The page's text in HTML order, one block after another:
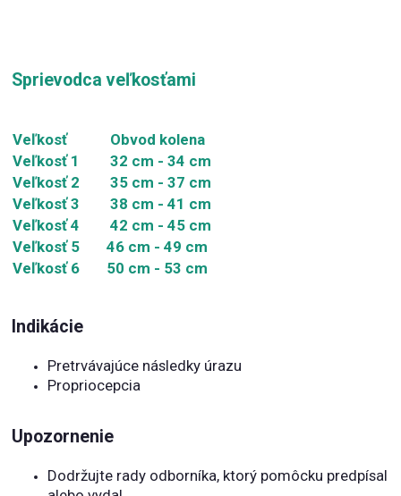
Sprievodca veľkosťami
Veľkosť
Obvod kolena
Veľkosť 1
32 cm - 34 cm
Veľkosť 2
35 cm - 37 cm
Veľkosť 3
38 cm - 41 cm
Veľkosť 4
42 cm - 45 cm
Veľkosť 5
46 cm - 49 cm
Veľkosť 6
50 cm - 53 cm
Indikácie
Pretrvávajúce následky úrazu
Propriocepcia
Upozornenie
Dodržujte rady odborníka, ktorý pomôcku predpísal